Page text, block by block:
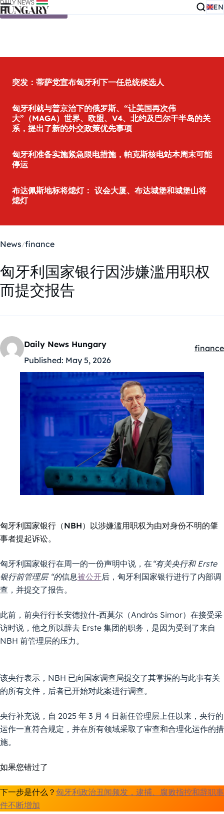
Skip to content EN
突发：蒂萨党宣布匈牙利下一任总统候选人
匈牙利就与普京治下的俄罗斯、“让美国再次伟
大”（MAGA）世界、欧盟、V4、北约及巴尔干半岛的关
系，提出了新的外交政策优先事项
匈牙利准备实施紧急限电措施，帕克斯核电站本周末可能
停运
布达佩斯地标将熄灯： 议会大厦、布达城堡和城堡山将
熄灯
News finance
匈牙利国家银行因涉嫌滥用职权
而提交报告
Daily News Hungary
Published: May 5, 2026
finance
匈牙利国家银行（NBH）以涉嫌滥用职权为由对身份不明的肇
事者提起诉讼。
匈牙利国家银行在周一的一份声明中说，在 “有关央行和 Erste
银行前管理层 “的信息被公开后，匈牙利国家银行进行了内部调
查，并提交了报告。
此前，前央行行长安德拉什-西莫尔（András Simor）在接受采
访时说，他之所以辞去 Erste 集团的职务，是因为受到了来自
NBH 前管理层的压力。
该央行表示，NBH 已向国家调查局提交了其掌握的与此事有关
的所有文件，后者已开始对此案进行调查。
央行补充说，自 2025 年 3 月 4 日新任管理层上任以来，央行的
运作一直符合规定，并在所有领域采取了审查和合理化运作的措
施。
如果您错过了
下一步是什么？ 匈牙利政治丑闻频发，逮捕、腐败指控和辞职事
件不断增加